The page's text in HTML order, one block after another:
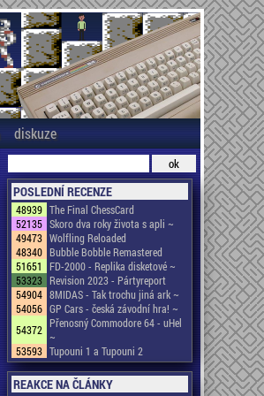
diskuze
POSLEDNÍ RECENZE
48939 The Final ChessCard
52135 Skoro dva roky života s apli ~
49473 Wolfling Reloaded
48340 Bubble Bobble Remastered
51651
FD-2000 - Replika disketové ~
53323 Revision 2023 - Pártyreport
54904 8MIDAS - Tak trochu jiná ark ~
54056 GP Cars - česká závodní hra! ~
54372 Přenosný Commodore 64 - uHel
~
53593 Tupouni 1 a Tupouni 2
REAKCE NA ČLÁNKY